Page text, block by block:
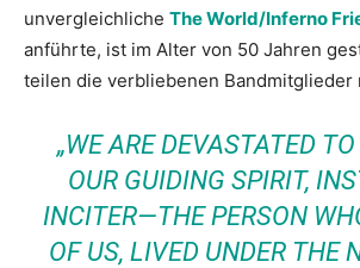
unvergleichliche The World/Inferno
anführte, ist im Alter von 50 Jahren
teilen die verbliebenen Bandmitglieder
„WE ARE DEVASTATED
OUR GUIDING SPIRIT,
INCITER—THE PERSON
OF US, LIVED UNDER THE